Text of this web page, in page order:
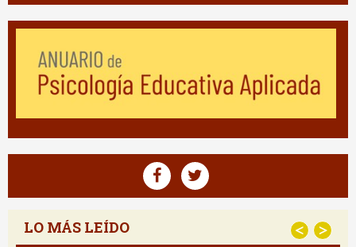
LO MÁS LEÍDO < >